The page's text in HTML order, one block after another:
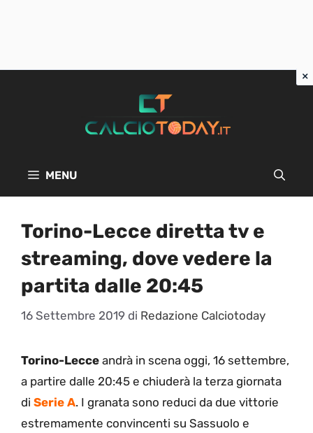
MENU
Torino-Lecce diretta tv e
streaming, dove vedere la
partita dalle 20:45
16 Settembre 2019 di Redazione Calciotoday
Torino-Lecce andrà in scena oggi, 16 settembre,
a partire dalle 20:45 e chiuderà la terza giornata
di Serie A. I granata sono reduci da due vittorie
estremamente convincenti su Sassuolo e